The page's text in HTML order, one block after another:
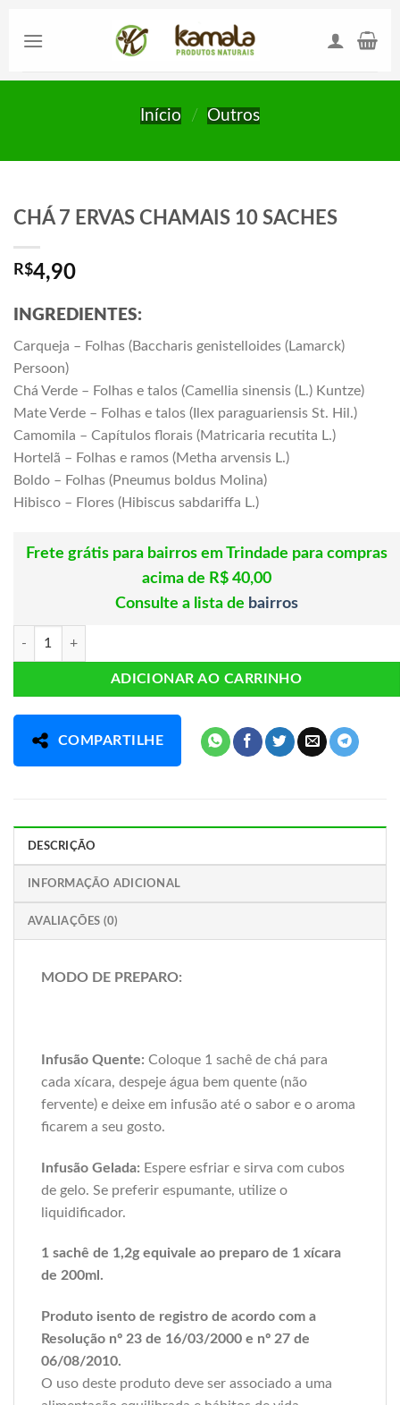
Início / Outros
CHÁ 7 ERVAS CHAMAIS 10 SACHES
R$4,90
INGREDIENTES:
Carqueja – Folhas (Baccharis genistelloides (Lamarck)
Persoon)
Chá Verde – Folhas e talos (Camellia sinensis (L.) Kuntze)
Mate Verde – Folhas e talos (Ilex paraguariensis St. Hil.)
Camomila – Capítulos florais (Matricaria recutita L.)
Hortelã – Folhas e ramos (Metha arvensis L.)
Boldo – Folhas (Pneumus boldus Molina)
Hibisco – Flores (Hibiscus sabdariffa L.)
Frete grátis para bairros em Trindade para compras
acima de R$ 40,00
Consulte a lista de bairros
CHÁ 7 ERVAS CHAMAIS 10 SACHES quantidade
ADICIONAR AO CARRINHO
COMPARTILHE
DESCRIÇÃO
INFORMAÇÃO ADICIONAL
AVALIAÇÕES (0)
MODO DE PREPARO:
Infusão Quente: Coloque 1 sachê de chá para
cada xícara, despeje água bem quente (não
fervente) e deixe em infusão até o sabor e o aroma
ficarem a seu gosto.
Infusão Gelada: Espere esfriar e sirva com cubos
de gelo. Se preferir espumante, utilize o
liquidificador.
1 sachê de 1,2g equivale ao preparo de 1 xícara
de 200ml.
Produto isento de registro de acordo com a
Resolução nº 23 de 16/03/2000 e nº 27 de
06/08/2010.
O uso deste produto deve ser associado a uma